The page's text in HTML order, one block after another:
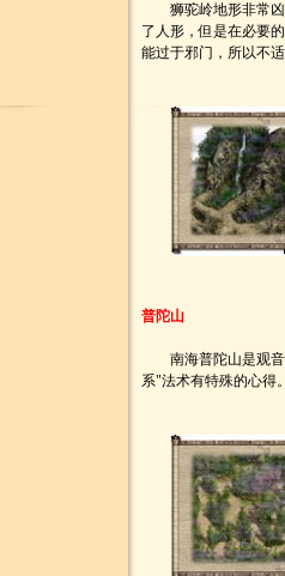
狮驼岭地形非常凶
了人形，但是在必要
能过于邪门，所以不
普陀山
南海普陀山是观音
系"法术有特殊的心得